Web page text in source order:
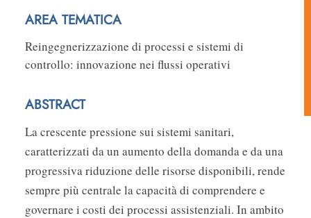
AREA TEMATICA
Reingegnerizzazione di processi e sistemi di
controllo: innovazione nei flussi operativi
ABSTRACT
La crescente pressione sui sistemi sanitari,
caratterizzati da un aumento della domanda e da una
progressiva riduzione delle risorse disponibili, rende
sempre più centrale la capacità di comprendere e
governare i costi dei processi assistenziali. In ambito